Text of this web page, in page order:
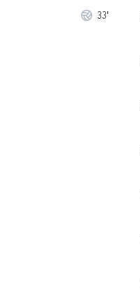
33'